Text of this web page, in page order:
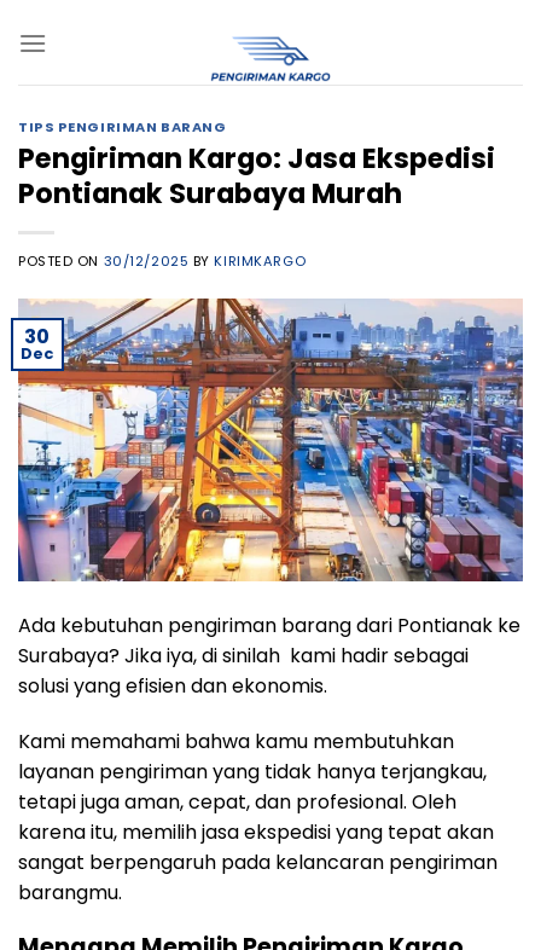
TIPS PENGIRIMAN BARANG
Pengiriman Kargo: Jasa Ekspedisi
Pontianak Surabaya Murah
POSTED ON 30/12/2025 BYKIRIMKARGO
30
Dec
Ada kebutuhan pengiriman barang dari Pontianak ke
Surabaya? Jika iya, di sinilah kami hadir sebagai
solusi yang efisien dan ekonomis.
Kami memahami bahwa kamu membutuhkan
layanan pengiriman yang tidak hanya terjangkau,
tetapi juga aman, cepat, dan profesional. Oleh
karena itu, memilih jasa ekspedisi yang tepat akan
sangat berpengaruh pada kelancaran pengiriman
barangmu.